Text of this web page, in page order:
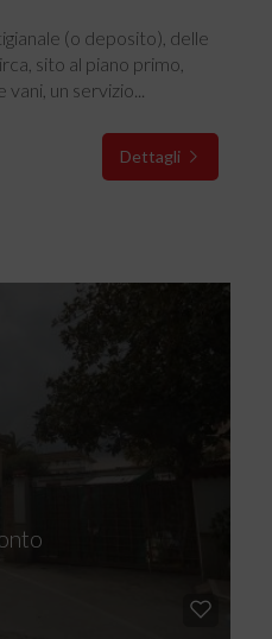
(o deposito), delle
sito al piano primo,
un servizio...
Dettagli